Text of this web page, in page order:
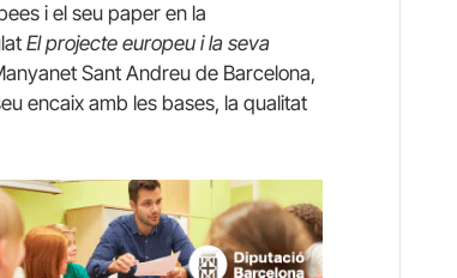
i el seu paper en la
El projecte europeu i la seva
Sant Andreu de Barcelona,
encaix amb les bases, la qualitat